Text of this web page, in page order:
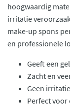
hoogwaardig
irritatie
make-up spons
en professionele
Geeft een
Zacht en
Geen
Perfect